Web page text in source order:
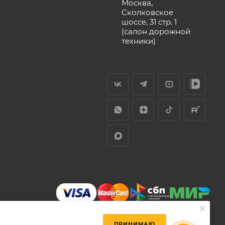
Москва,
Сколковское
шоссе, 31 стр. 1
(салон дорожной
техники)